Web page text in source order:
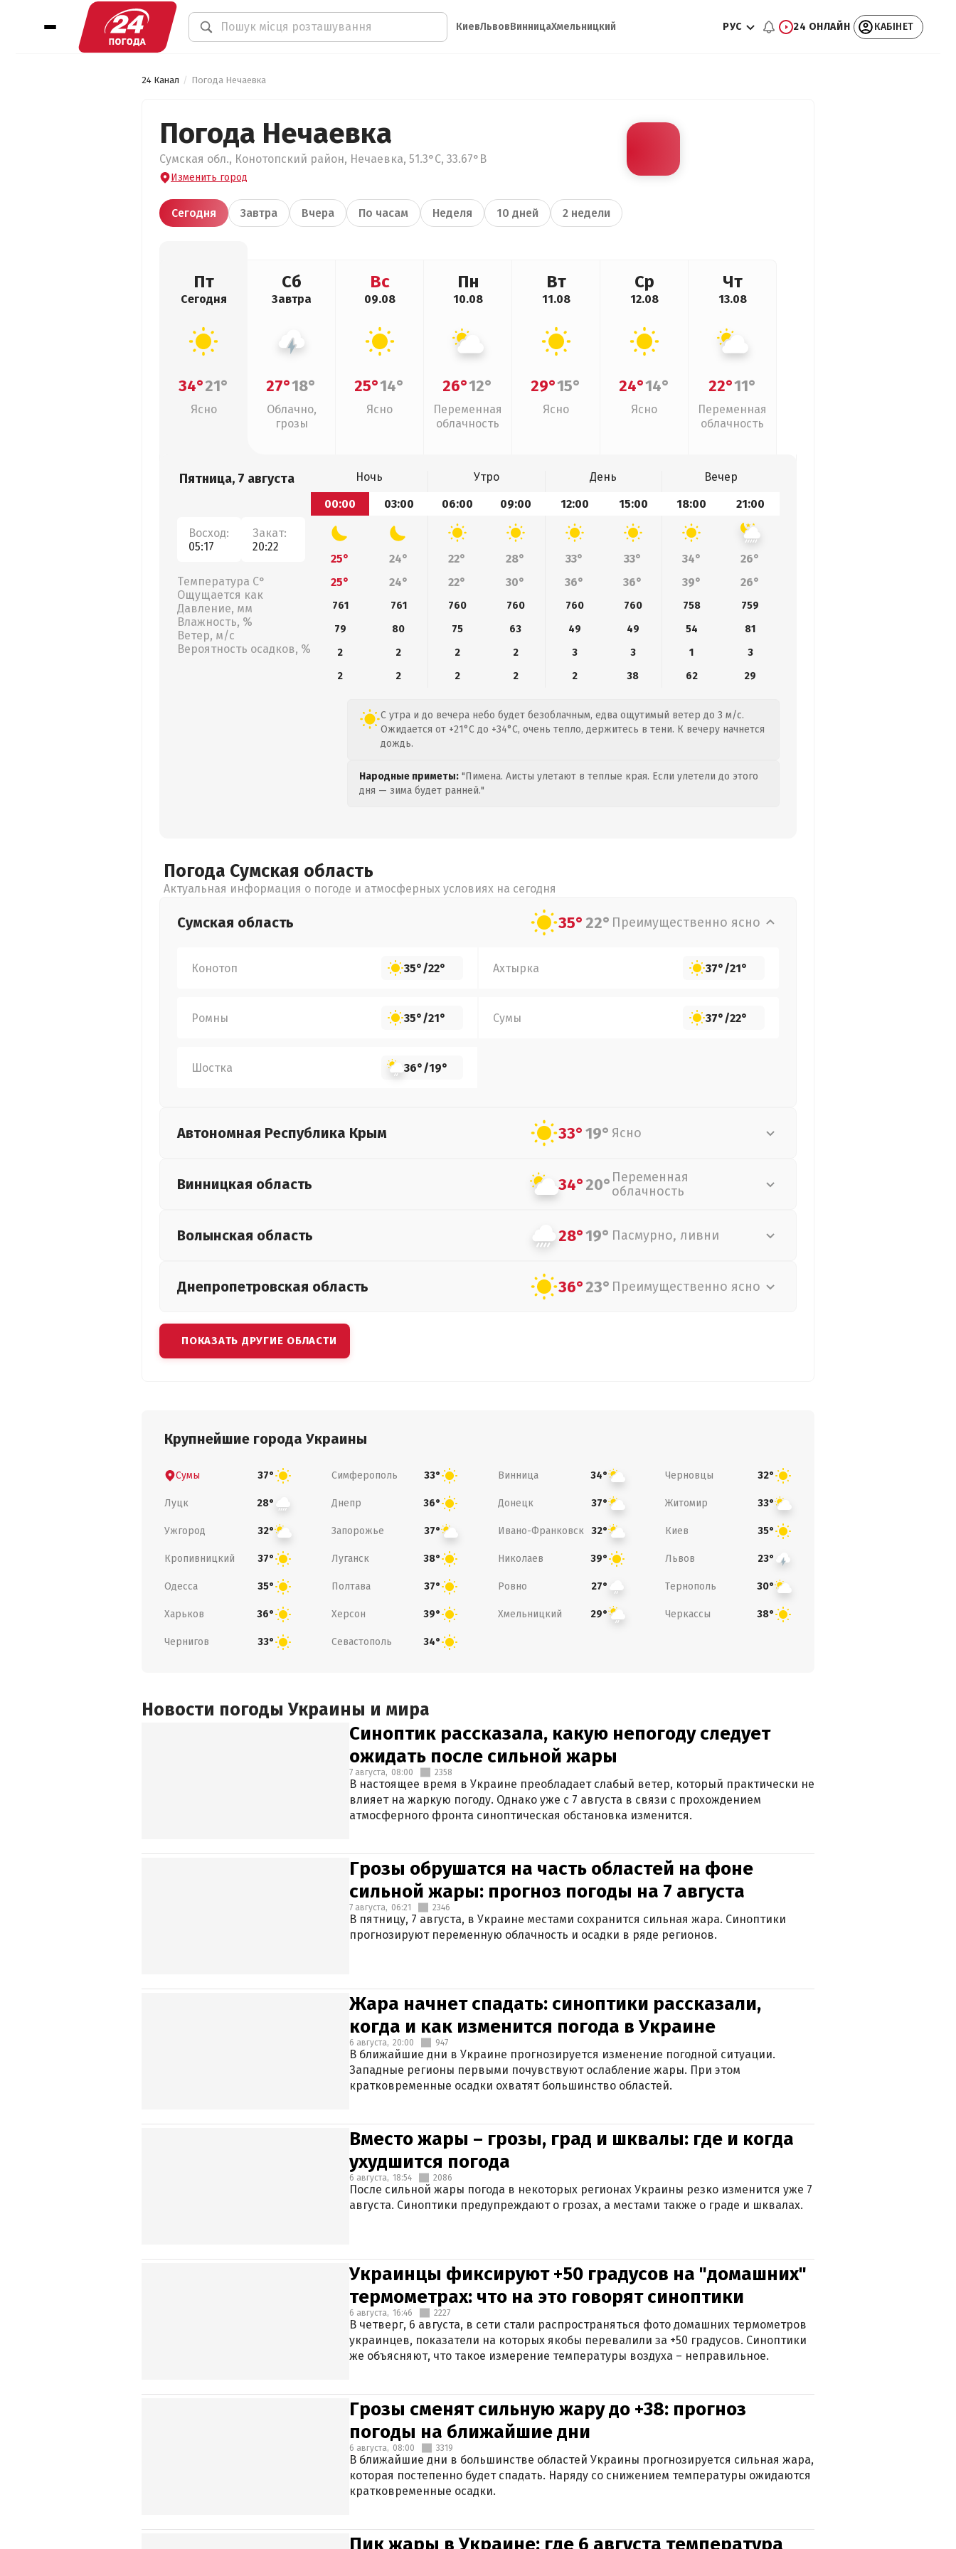
КиевЛьвовВинницаХмельницкий РУС 24 ОНЛАЙН КАБІНЕТ
24 Канал Погода Нечаевка
Погода Нечаевка
Сумская обл., Конотопский район, Нечаевка, 51.3°С, 33.67°В
Изменить город
Сегодня Завтра Вчера По часам Неделя 10 дней 2 недели
Пт
Сегодня
34°21°
Ясно
Сб
Завтра
27°18°
Облачно,
грозы
Вс
09.08
25°14°
Ясно
Пн
10.08
26°12°
Переменная
облачность
Вт
11.08
29°15°
Ясно
Ср
12.08
24°14°
Ясно
Чт
13.08
22°11°
Переменная
облачность
Пятница, 7 августа
Восход:
05:17
Закат:
20:22
Температура С°
Ощущается как
Давление, мм
Влажность, %
Ветер, м/с
Вероятность осадков, %
Ночь Утро День
Вечер
00:00
03:00 06:00 09:00 12:00 15:00 18:00 21:00
25° 24° 22° 28° 33° 33° 34°
26°
25°
24° 22° 30° 36° 36° 39° 26°
761 761 760 760 760 760 758
759
79
80 75 63 49 49 54
81
2
2 2 2 3 3 1
3
2
2 2 2 2 38 62 29
С утра и до вечера небо будет безоблачным, едва ощутимый ветер до 3 м/с.
Ожидается от +21°C до +34°C, очень тепло, держитесь в тени. К вечеру начнется
дождь.
Народные приметы: "Пимена. Аисты улетают в теплые края. Если улетели до этого
дня — зима будет ранней."
Погода Сумская область
Актуальная информация о погоде и атмосферных условиях на сегодня
Сумская область 35°22° Преимущественно ясно
Конотоп 35°/22° Ахтырка 37°/21°
Ромны 35°/21° Сумы 37°/22°
Шостка 36°/19°
Автономная Республика Крым 33°19° Ясно
Винницкая область 34°20° Переменная
облачность
Волынская область 28°19° Пасмурно, ливни
Днепропетровская область 36°23° Преимущественно ясно
ПОКАЗАТЬ ДРУГИЕ ОБЛАСТИ
Крупнейшие города Украины
Сумы 37° Симферополь 33° Винница 34° Черновцы 32°
Луцк 28° Днепр 36° Донецк 37° Житомир 33°
Ужгород 32° Запорожье 37° Ивано-Франковск 32° Киев 35°
Кропивницкий 37° Луганск 38° Николаев 39° Львов 23°
Одесса 35° Полтава 37° Ровно 27° Тернополь 30°
Харьков 36° Херсон 39° Хмельницкий 29° Черкассы 38°
Чернигов 33° Севастополь 34°
Новости погоды Украины и мира
Синоптик рассказала, какую непогоду следует
ожидать после сильной жары
7 августа, 08:00 2358
В настоящее время в Украине преобладает слабый ветер, который практически не
влияет на жаркую погоду. Однако уже с 7 августа в связи с прохождением
атмосферного фронта синоптическая обстановка изменится.
Грозы обрушатся на часть областей на фоне
сильной жары: прогноз погоды на 7 августа
7 августа, 06:21 2346
В пятницу, 7 августа, в Украине местами сохранится сильная жара. Синоптики
прогнозируют переменную облачность и осадки в ряде регионов.
Жара начнет спадать: синоптики рассказали,
когда и как изменится погода в Украине
6 августа, 20:00 947
В ближайшие дни в Украине прогнозируется изменение погодной ситуации.
Западные регионы первыми почувствуют ослабление жары. При этом
кратковременные осадки охватят большинство областей.
Вместо жары – грозы, град и шквалы: где и когда
ухудшится погода
6 августа, 18:54 2086
После сильной жары погода в некоторых регионах Украины резко изменится уже 7
августа. Синоптики предупреждают о грозах, а местами также о граде и шквалах.
Украинцы фиксируют +50 градусов на "домашних"
термометрах: что на это говорят синоптики
6 августа, 16:46 2227
В четверг, 6 августа, в сети стали распространяться фото домашних термометров
украинцев, показатели на которых якобы перевалили за +50 градусов. Синоптики
же объясняют, что такое измерение температуры воздуха – неправильное.
Грозы сменят сильную жару до +38: прогноз
погоды на ближайшие дни
6 августа, 08:00 3319
В ближайшие дни в большинстве областей Украины прогнозируется сильная жара,
которая постепенно будет спадать. Наряду со снижением температуры ожидаются
кратковременные осадки.
Пик жары в Украине: где 6 августа температура